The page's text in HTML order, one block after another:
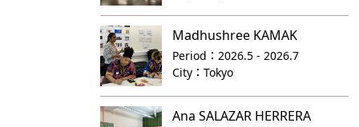
Madhushree KAMAK
Period： 2026.5 - 2026.7
City：Tokyo
Ana SALAZAR HERRERA